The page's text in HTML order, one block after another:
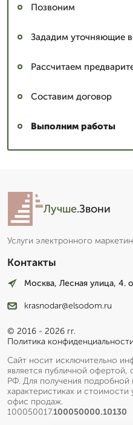
Позвоним
Зададим уточняющие
Рассчитаем
Составим договор
Выполним работы
Лучше.Звони
Услуги электронного
Контакты
Москва, Лесная улица, 4.
krasnodar@elsodom.ru
© 2016 - 2026 гг.
Политика
Сайт носит исключительно
является публичной
РФ. Для получения подробной
характеристиках и
офис продаж.
100050017.100050000.10130